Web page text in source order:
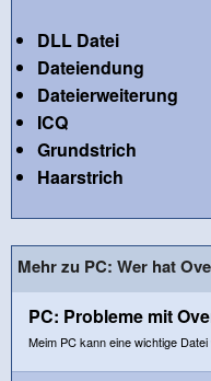
DLL Datei
Dateiendung
Dateierweiterung
ICQ
Grundstrich
Haarstrich
Mehr zu PC: Wer hat
PC: Probleme mit
Meim PC kann eine wichtige